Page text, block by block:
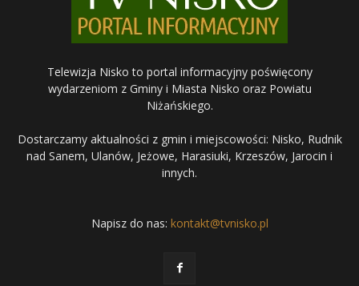
Telewizja Nisko to portal informacyjny poświęcony
wydarzeniom z Gminy i Miasta Nisko oraz Powiatu
Niżańskiego.
Dostarczamy aktualności z gmin i miejscowości: Nisko, Rudnik
nad Sanem, Ulanów, Jeżowe, Harasiuki, Krzeszów, Jarocin i
innych.
Napisz do nas: kontakt@tvnisko.pl